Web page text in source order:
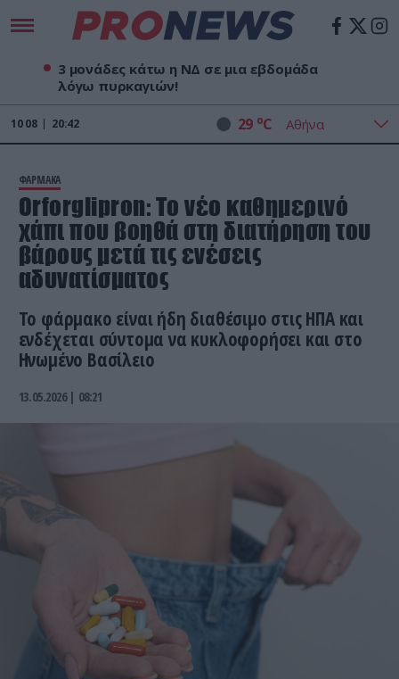
3 μονάδες κάτω η ΝΔ σε μια εβδομάδα
λόγω πυρκαγιών!
10 08 20:42 29 oC
ΦΑΡΜΑΚΑ
Orforglipron: Το νέο καθημερινό
χάπι που βοηθά στη διατήρηση του
βάρους μετά τις ενέσεις
αδυνατίσματος
Το φάρμακο είναι ήδη διαθέσιμο στις ΗΠΑ και
ενδέχεται σύντομα να κυκλοφορήσει και στο
Ηνωμένο Βασίλειο
13.05.2026 | 08:21